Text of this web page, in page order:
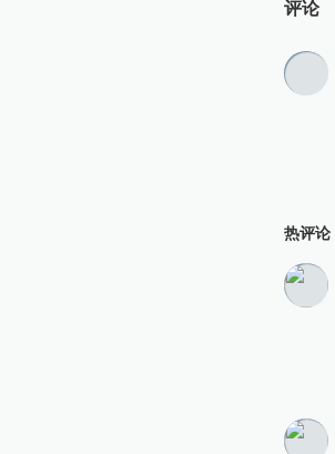
评论
热评论